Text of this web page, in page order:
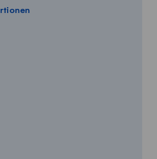
anzeigen
5 Portionen anzeigen